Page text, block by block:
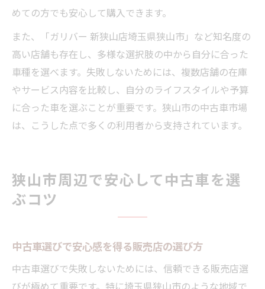
めての方でも安心して購入できます。
また、「ガリバー 新狭山店埼玉県狭山市」など知名度の
高い店舗も存在し、多様な選択肢の中から自分に合った
車種を選べます。失敗しないためには、複数店舗の在庫
やサービス内容を比較し、自分のライフスタイルや予算
に合った車を選ぶことが重要です。狭山市の中古車市場
は、こうした点で多くの利用者から支持されています。
狭山市周辺で安心して中古車を選
ぶコツ
中古車選びで安心感を得る販売店の選び方
中古車選びで失敗しないためには、信頼できる販売店選
びが極めて重要です。特に埼玉県狭山市のような地域で